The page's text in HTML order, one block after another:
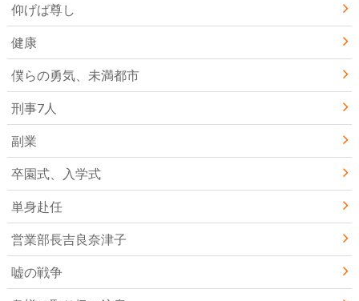
仰げば尊し
健康
僕らの勇気、未満都市
刑事7人
副業
卒園式、入学式
単身赴任
営業部長吉良奈津子
嘘の戦争